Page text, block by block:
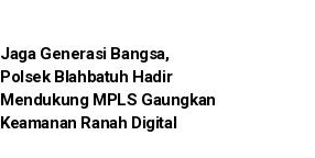
Jaga Generasi Bangsa,
Polsek Blahbatuh Hadir
Mendukung MPLS Gaungkan
Keamanan Ranah Digital